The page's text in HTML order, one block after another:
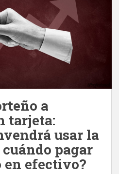
a
tarjeta:
usar la
pagar
en efectivo?